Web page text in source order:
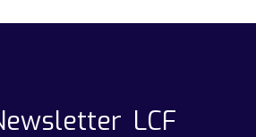
LCF